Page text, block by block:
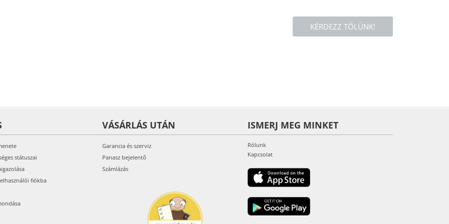
KÉRDEZZ TŐLÜNK!
státuszai
fiókba
VÁSÁRLÁS UTÁN
Garancia és szerviz
Panasz bejelentő
Számlázás
ISMERJ MEG MINKET
Rólunk
Kapcsolat